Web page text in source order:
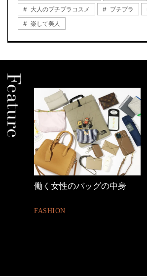
大人のプチプラコスメ
プチプラ
楽して美人
働く女性のバッグの中身
FASHION